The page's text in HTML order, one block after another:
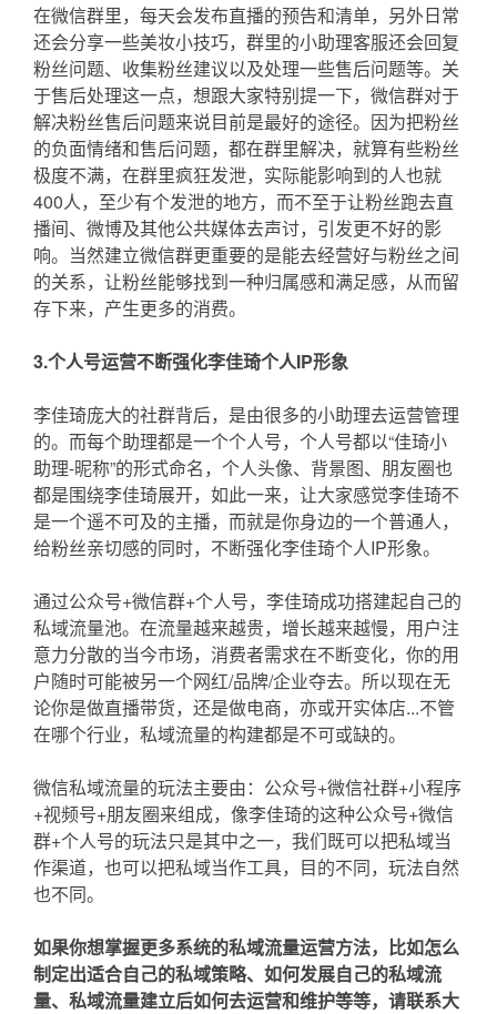
在微信群里，每天会发布直播的预告和清单，另外日常
还会分享一些美妆小技巧，群里的小助理客服还会回复
粉丝问题、收集粉丝建议以及处理一些售后问题等。关
于售后处理这一点，想跟大家特别提一下，微信群对于
解决粉丝售后问题来说目前是最好的途径。因为把粉丝
的负面情绪和售后问题，都在群里解决，就算有些粉丝
极度不满，在群里疯狂发泄，实际能影响到的人也就
400人，至少有个发泄的地方，而不至于让粉丝跑去直
播间、微博及其他公共媒体去声讨，引发更不好的影
响。当然建立微信群更重要的是能去经营好与粉丝之间
的关系，让粉丝能够找到一种归属感和满足感，从而留
存下来，产生更多的消费。
3.个人号运营不断强化李佳琦个人IP形象
李佳琦庞大的社群背后，是由很多的小助理去运营管理
的。而每个助理都是一个个人号，个人号都以“佳琦小
助理-昵称”的形式命名，个人头像、背景图、朋友圈也
都是围绕李佳琦展开，如此一来，让大家感觉李佳琦不
是一个遥不可及的主播，而就是你身边的一个普通人，
给粉丝亲切感的同时，不断强化李佳琦个人IP形象。
通过公众号+微信群+个人号，李佳琦成功搭建起自己的
私域流量池。在流量越来越贵，增长越来越慢，用户注
意力分散的当今市场，消费者需求在不断变化，你的用
户随时可能被另一个网红/品牌/企业夺去。所以现在无
论你是做直播带货，还是做电商，亦或开实体店...不管
在哪个行业，私域流量的构建都是不可或缺的。
微信私域流量的玩法主要由：公众号+微信社群+小程序
+视频号+朋友圈来组成，像李佳琦的这种公众号+微信
群+个人号的玩法只是其中之一，我们既可以把私域当
作渠道，也可以把私域当作工具，目的不同，玩法自然
也不同。
如果你想掌握更多系统的私域流量运营方法，比如怎么
制定出适合自己的私域策略、如何发展自己的私域流
量、私域流量建立后如何去运营和维护等等，请联系大